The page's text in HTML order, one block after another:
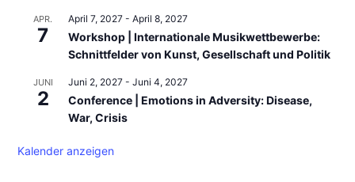
APR.
7
April 7, 2027 -April 8, 2027
Workshop | Internationale Musikwettbewerbe:
Schnittfelder von Kunst, Gesellschaft und Politik
JUNI
2
Juni 2, 2027 -Juni 4, 2027
Conference | Emotions in Adversity: Disease,
War, Crisis
Kalender anzeigen